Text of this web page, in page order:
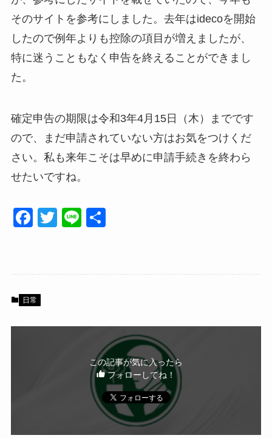
そのサイトを参考にしました。去年はidecoを開始
したので例年よりも控除の項目が増えましたが、
特に迷うこともなく申告を終えることができまし
た。
確定申告の期限は令和3年4月15日（木）までです
ので、まだ申請されていない方はお気をつけくだ
さい。私も来年こそは早めに申請手続きを終わら
せたいですね。
F
e
b
T
er
Li
日常
この記事が気に入ったら
フォローしてね！